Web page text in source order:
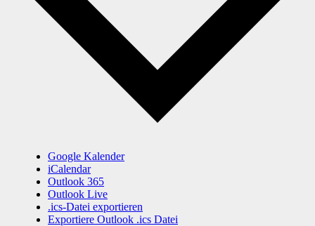
Google Kalender
iCalendar
Outlook 365
Outlook Live
.ics-Datei exportieren
Exportiere Outlook .ics Datei